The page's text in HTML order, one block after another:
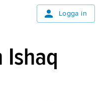
Logga in
Ishaq